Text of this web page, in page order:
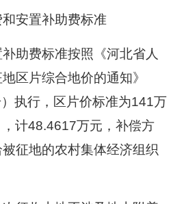
安置补助费标准
助费标准按照《河北省人
区片综合地价的通知》
执行，区片价标准为141万
计48.4617万元， 补偿方
征地的农村集体经济组织